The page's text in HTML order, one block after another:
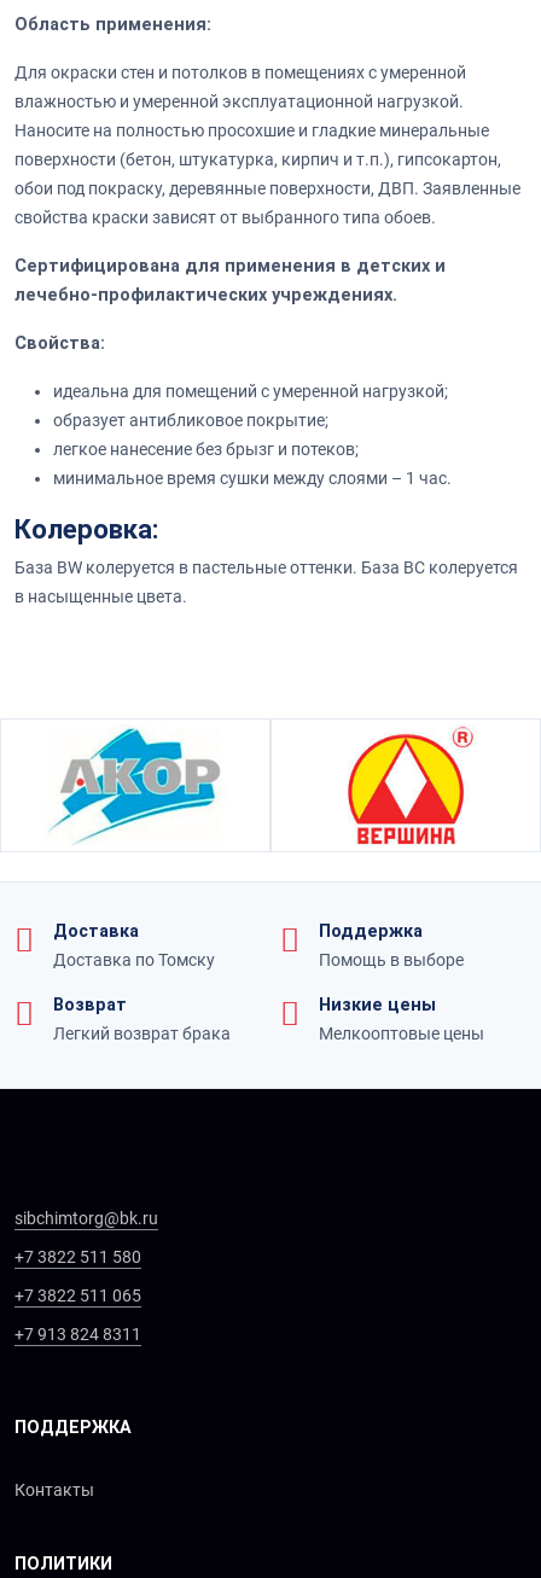
Область применения:
Для окраски стен и потолков в помещениях с умеренной
влажностью и умеренной эксплуатационной нагрузкой.
Наносите на полностью просохшие и гладкие минеральные
поверхности (бетон, штукатурка, кирпич и т.п.), гипсокартон,
обои под покраску, деревянные поверхности, ДВП. Заявленные
свойства краски зависят от выбранного типа обоев.
Сертифицирована для применения в детских и
лечебно-профилактических учреждениях.
Свойства:
идеальна для помещений с умеренной нагрузкой;
образует антибликовое покрытие;
легкое нанесение без брызг и потеков;
минимальное время сушки между слоями – 1 час.
Колеровка:
База BW колеруется в пастельные оттенки. База BC колеруется
в насыщенные цвета.
Доставка
Доставка по Томску
Поддержка
Помощь в выборе
Возврат
Легкий возврат брака
Низкие цены
Мелкооптовые цены
sibchimtorg@bk.ru
+7 3822 511 580
+7 3822 511 065
+7 913 824 8311
ПОДДЕРЖКА
Контакты
ПОЛИТИКИ